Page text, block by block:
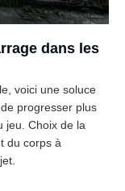
dans les
voici une soluce
progresser plus
jeu. Choix de la
du corps à